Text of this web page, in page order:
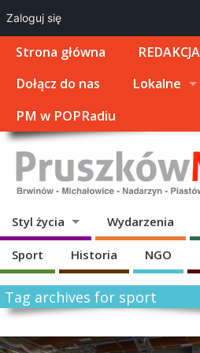
Strona główna REDAKCJA
Dołącz do nas
Lokalne
PM w POPRadiu
Styl życia Wydarzenia
Sport Historia NGO
Tag archives for sport
Zaloguj się